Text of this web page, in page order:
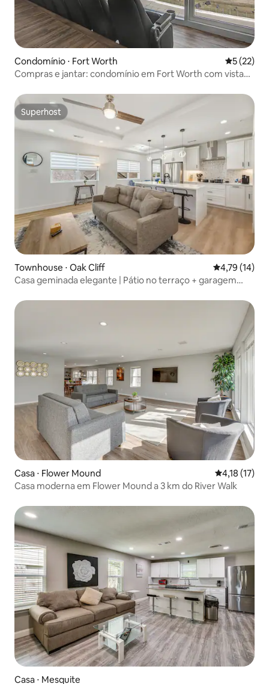
Condomínio ⋅ Fort Worth 5 de uma
5 (22)
Compras e jantar: condomínio em Fort Worth com vista
Superhost
Superhost
Townhouse ⋅ Oak Cliff 4,79 de uma
4,79 (14)
Casa geminada elegante | Pátio no terraço + garagem
Casa ⋅ Flower Mound 4,18 de uma
4,18 (17)
Casa moderna em Flower Mound a 3 km do River Walk
Casa ⋅ Mesquite